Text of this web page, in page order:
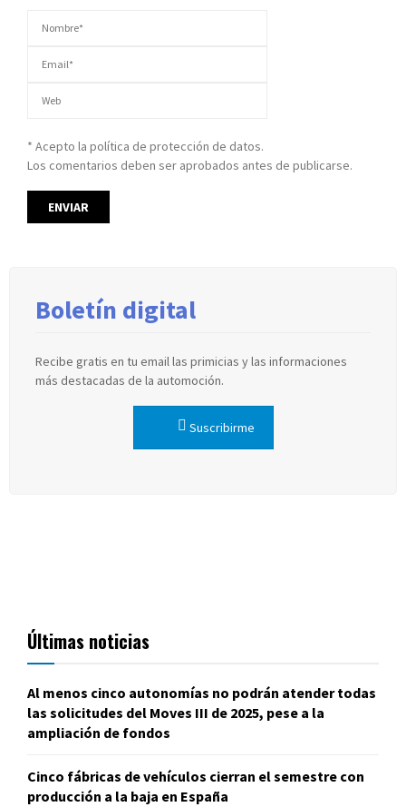
* Acepto la política de protección de datos.
Los comentarios deben ser aprobados antes de publicarse.
Boletín digital
Recibe gratis en tu email las primicias y las informaciones
más destacadas de la automoción.
Suscribirme
Últimas noticias
Al menos cinco autonomías no podrán atender todas
las solicitudes del Moves III de 2025, pese a la
ampliación de fondos
Cinco fábricas de vehículos cierran el semestre con
producción a la baja en España